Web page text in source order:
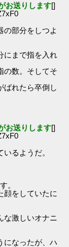
お送りします[]
の部分をしつよ
にまで指を入れ
の数。そしてそ
ばれたら卒倒し
お送りします[]
るようだ。
。
顔をしていたに
な激しいオナニ
になったが、ハ